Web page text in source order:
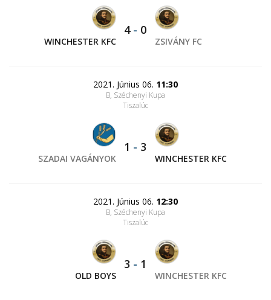
WINCHESTER KFC
4- 0
ZSIVÁNY FC
2021. Június 06. 11:30
B, Széchenyi Kupa
Tiszalúc
SZADAI VAGÁNYOK
1 - 3
WINCHESTER KFC
2021. Június 06. 12:30
B, Széchenyi Kupa
Tiszalúc
OLD BOYS
3 - 1
WINCHESTER KFC